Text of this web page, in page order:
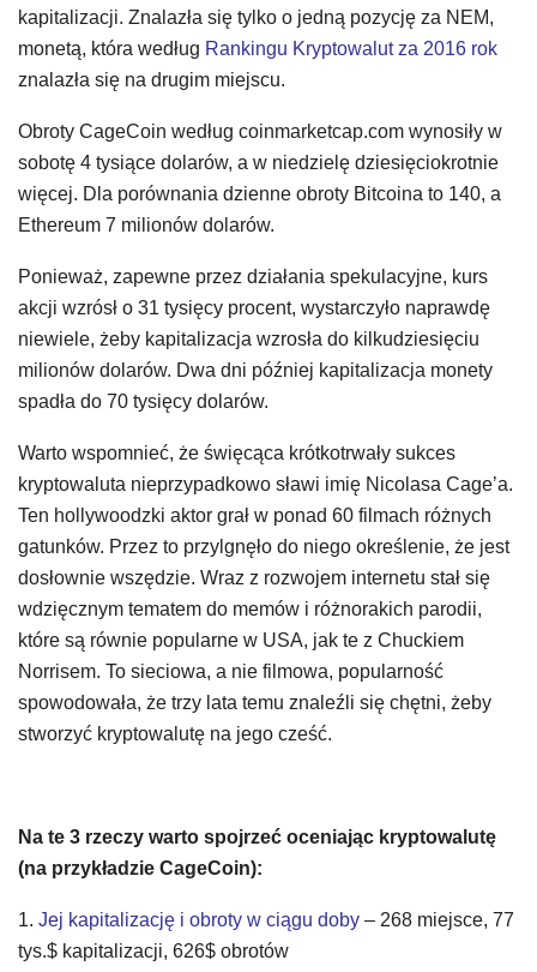
kapitalizacji. Znalazła się tylko o jedną pozycję za NEM,
monetą, która według Rankingu Kryptowalut za 2016 rok
znalazła się na drugim miejscu.
Obroty CageCoin według coinmarketcap.com wynosiły w
sobotę 4 tysiące dolarów, a w niedzielę dziesięciokrotnie
więcej. Dla porównania dzienne obroty Bitcoina to 140, a
Ethereum 7 milionów dolarów.
Ponieważ, zapewne przez działania spekulacyjne, kurs
akcji wzrósł o 31 tysięcy procent, wystarczyło naprawdę
niewiele, żeby kapitalizacja wzrosła do kilkudziesięciu
milionów dolarów. Dwa dni później kapitalizacja monety
spadła do 70 tysięcy dolarów.
Warto wspomnieć, że święcąca krótkotrwały sukces
kryptowaluta nieprzypadkowo sławi imię Nicolasa Cage’a.
Ten hollywoodzki aktor grał w ponad 60 filmach różnych
gatunków. Przez to przylgnęło do niego określenie, że jest
dosłownie wszędzie. Wraz z rozwojem internetu stał się
wdzięcznym tematem do memów i różnorakich parodii,
które są równie popularne w USA, jak te z Chuckiem
Norrisem. To sieciowa, a nie filmowa, popularność
spowodowała, że trzy lata temu znaleźli się chętni, żeby
stworzyć kryptowalutę na jego cześć.
Na te 3 rzeczy warto spojrzeć oceniając kryptowalutę
(na przykładzie CageCoin):
1. Jej kapitalizację i obroty w ciągu doby – 268 miejsce, 77
tys.$ kapitalizacji, 626$ obrotów